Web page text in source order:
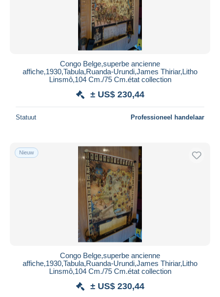
Congo Belge,superbe ancienne
affiche,1930,Tabula,Ruanda-Urundi,James Thiriar,Litho
Linsmô,104 Cm./75 Cm.état collection
± US$ 230,44
Statuut Professioneel handelaar
Nieuw
Congo Belge,superbe ancienne
affiche,1930,Tabula,Ruanda-Urundi,James Thiriar,Litho
Linsmô,104 Cm./75 Cm.état collection
± US$ 230,44